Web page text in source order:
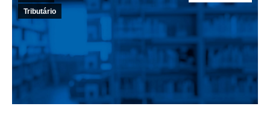
Tributário